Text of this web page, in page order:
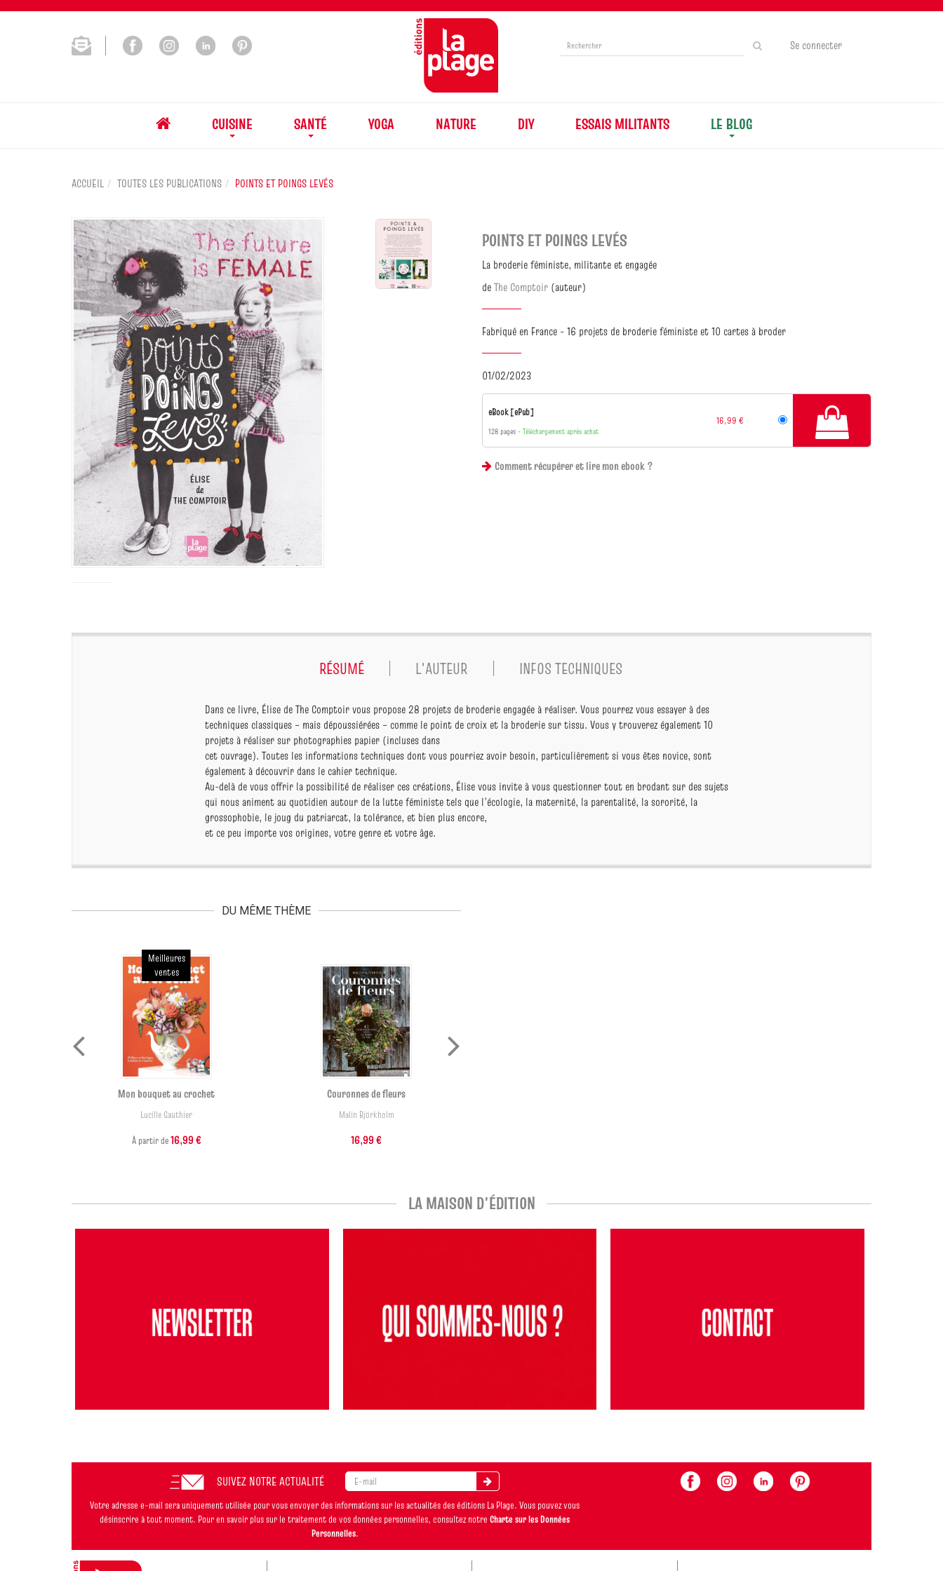
Se connecter
CUISINE SANTÉ YOGA NATURE DIY ESSAIS MILITANTS LE BLOG
ACCUEIL TOUTES LES PUBLICATIONS POINTS ET POINGS LEVÉS
POINTS ET POINGS LEVÉS
La broderie féministe, militante et engagée
deThe Comptoir (auteur)
Fabriqué en France - 16 projets de broderie féministe et 10 cartes à broder
01/02/2023
eBook [ePub]
128 pages Téléchargement après achat
16,99 €
Comment récupérer et lire mon ebook ?
RÉSUMÉ L'AUTEUR INFOS TECHNIQUES
Dans ce livre, Élise de The Comptoir vous propose 28 projets de broderie engagée à réaliser. Vous pourrez vous essayer à des
techniques classiques – mais dépoussiérées – comme le point de croix et la broderie sur tissu. Vous y trouverez également 10
projets à réaliser sur photographies papier (incluses dans
cet ouvrage). Toutes les informations techniques dont vous pourriez avoir besoin, particulièrement si vous êtes novice, sont
également à découvrir dans le cahier technique.
Au-delà de vous offrir la possibilité de réaliser ces créations, Élise vous invite à vous questionner tout en brodant sur des sujets
qui nous animent au quotidien autour de la lutte féministe tels que l’écologie, la maternité, la parentalité, la sororité, la
grossophobie, le joug du patriarcat, la tolérance, et bien plus encore,
et ce peu importe vos origines, votre genre et votre âge.
DU MÊME THÈME
Meilleures
ventes
Mon bouquet au crochet
Lucille Gauthier
À partir de16,99 €
Couronnes de fleurs
Malin Björkholm
16,99 €
LA MAISON D'ÉDITION
SUIVEZ NOTRE ACTUALITÉ
Votre adresse e-mail sera uniquement utilisée pour vous envoyer des informations sur les actualités des éditions La Plage. Vous pouvez vous
désinscrire à tout moment. Pour en savoir plus sur le traitement de vos données personnelles, consultez notre Charte sur les Données
Personnelles.